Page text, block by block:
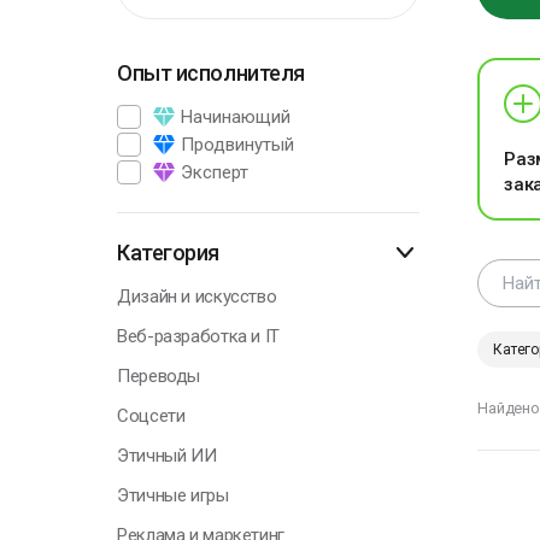
Опыт исполнителя
Начинающий
Продвинутый
Эксперт
Категория
Дизайн и искусство
Веб-разработка и IT
Переводы
Соцсети
Этичный ИИ
Этичные игры
Реклама и маркетинг
Найдено